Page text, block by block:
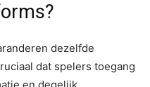
dezelfde
dat spelers toegang